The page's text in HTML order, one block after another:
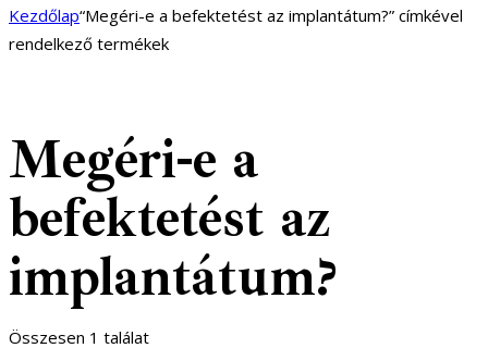
Kezdőlap“Megéri-e a befektetést az implantátum?” címkével
rendelkező termékek
Megéri-e a
befektetést az
implantátum?
Összesen 1 találat